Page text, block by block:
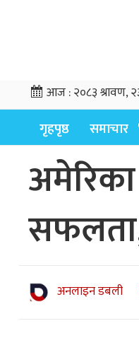
आज :२०८३ श्रावण,
गृहपृष्ठ समाचार
अनलाइन डबली